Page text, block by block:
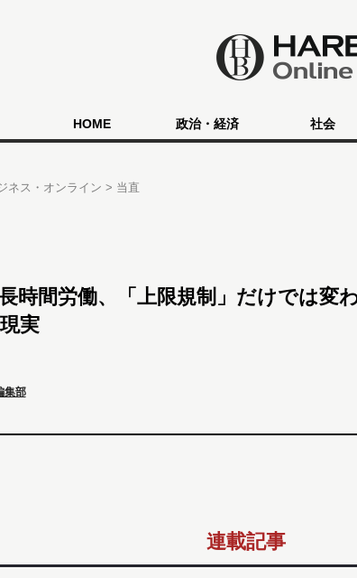
HOME 政治・経済 社会
ネス・オンライン 当直
時間労働、「上限規制」だけでは変
実
集部
連載記事